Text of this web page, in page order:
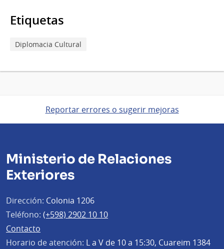
Etiquetas
Diplomacia Cultural
Reportar errores o sugerir mejoras
Ministerio de Relaciones
Exteriores
Dirección: Colonia 1206
Teléfono: (+598) 2902 10 10
Contacto
Horario de atención: L a V de 10 a 15:30, Cuareim 1384